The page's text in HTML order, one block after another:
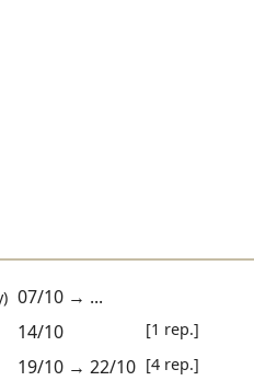
07/10→ ...
14/10 [1 rep.]
19/10→ 22/10 [4 rep.]